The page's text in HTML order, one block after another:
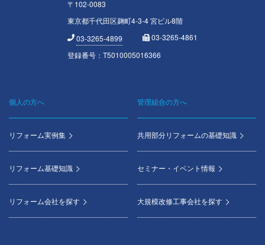
〒102-0083
東京都千代田区麹町4-3-4 宮ビル8階
03-3265-4899
03-3265-4861
登録番号：T5010005016366
Footer
menu
個人の方へ
リフォーム実例集
リフォーム基礎知識
リフォーム会社を探す
管理組合の方へ
共用部分リフォームの基礎知識
セミナー・イベント情報
大規模改修工事会社を探す